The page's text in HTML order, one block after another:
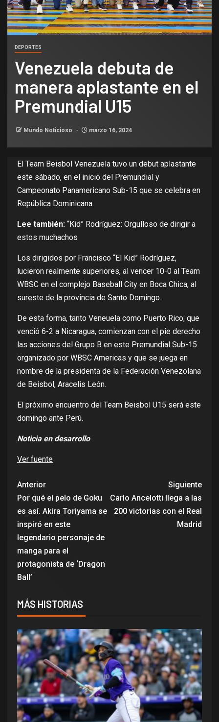
DEPORTES
Venezuela debuta de
manera aplastante en el
Premundial U15
Mundo Noticioso marzo 16, 2024
El Team Beisbol Venezuela tuvo un debut aplastante
este sábado, en el inicio del Premundial y
Campeonato Panamericano Sub-15 que se celebra en
República Dominicana.
Lee también: “Kid” Rodríguez: Orgulloso de dirigir a
estos muchachos
Los dirigidos por Francisco “El Kid” Rodríguez,
lucieron realmente superiores, al vencer 10-0 al Team
WBSC en el complejo Baseball City en Boca Chica, al
sureste de la provincia de Santo Domingo.
De esta forma, tanto Veneuela como Puerto Rico; que
venció 6-2 a Nicaragua, comienzan con el pie derecho
las acciones del Grupo B en este Premundial Sub-15
organizado por WBSC Americas y que se juega en
nombre de la presidenta de la Federación Venezolana
de Beisbol, Aracelis León.
El próximo encuentro del Team Beisbol U15 será este
domingo ante Perú.
Noticia en desarrollo
Ver fuente
Anterior
Por qué el pelo de Goku
es así. Akira Toriyama se
inspiró en este
legendario personaje de
manga para el
protagonista de ‘Dragon
Ball’
Siguiente
Carlo Ancelotti llega a las
200 victorias con el Real
Madrid
MÁS HISTORIAS